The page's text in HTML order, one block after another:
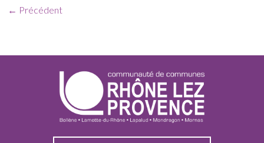
← Précédent